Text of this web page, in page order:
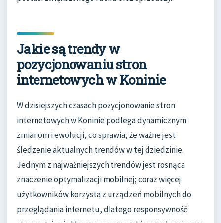
Jakie są trendy w
pozycjonowaniu stron
internetowych w Koninie
W dzisiejszych czasach pozycjonowanie stron
internetowych w Koninie podlega dynamicznym
zmianom i ewolucji, co sprawia, że ważne jest
śledzenie aktualnych trendów w tej dziedzinie.
Jednym z najważniejszych trendów jest rosnąca
znaczenie optymalizacji mobilnej; coraz więcej
użytkowników korzysta z urządzeń mobilnych do
przeglądania internetu, dlatego responsywność